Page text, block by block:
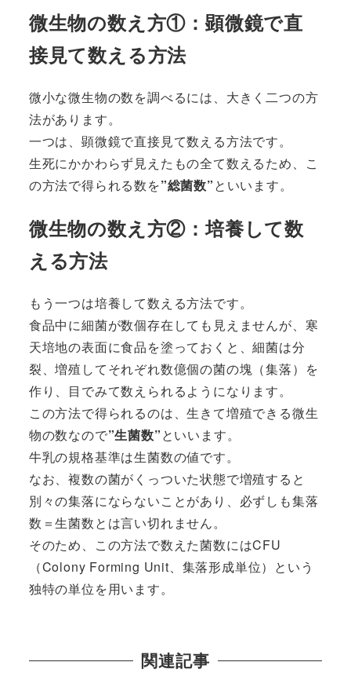
微生物の数え方①：顕微鏡で直
接見て数える方法
微小な微生物の数を調べるには、大きく二つの方
法があります。
一つは、顕微鏡で直接見て数える方法です。
生死にかかわらず見えたもの全て数えるため、こ
の方法で得られる数を”総菌数”といいます。
微生物の数え方②：培養して数
える方法
もう一つは培養して数える方法です。
食品中に細菌が数個存在しても見えませんが、寒
天培地の表面に食品を塗っておくと、細菌は分
裂、増殖してそれぞれ数億個の菌の塊（集落）を
作り、目でみて数えられるようになります。
この方法で得られるのは、生きて増殖できる微生
物の数なので”生菌数”といいます。
牛乳の規格基準は生菌数の値です。
なお、複数の菌がくっついた状態で増殖すると
別々の集落にならないことがあり、必ずしも集落
数＝生菌数とは言い切れません。
そのため、この方法で数えた菌数にはCFU
（Colony Forming Unit、集落形成単位）という
独特の単位を用います。
関連記事